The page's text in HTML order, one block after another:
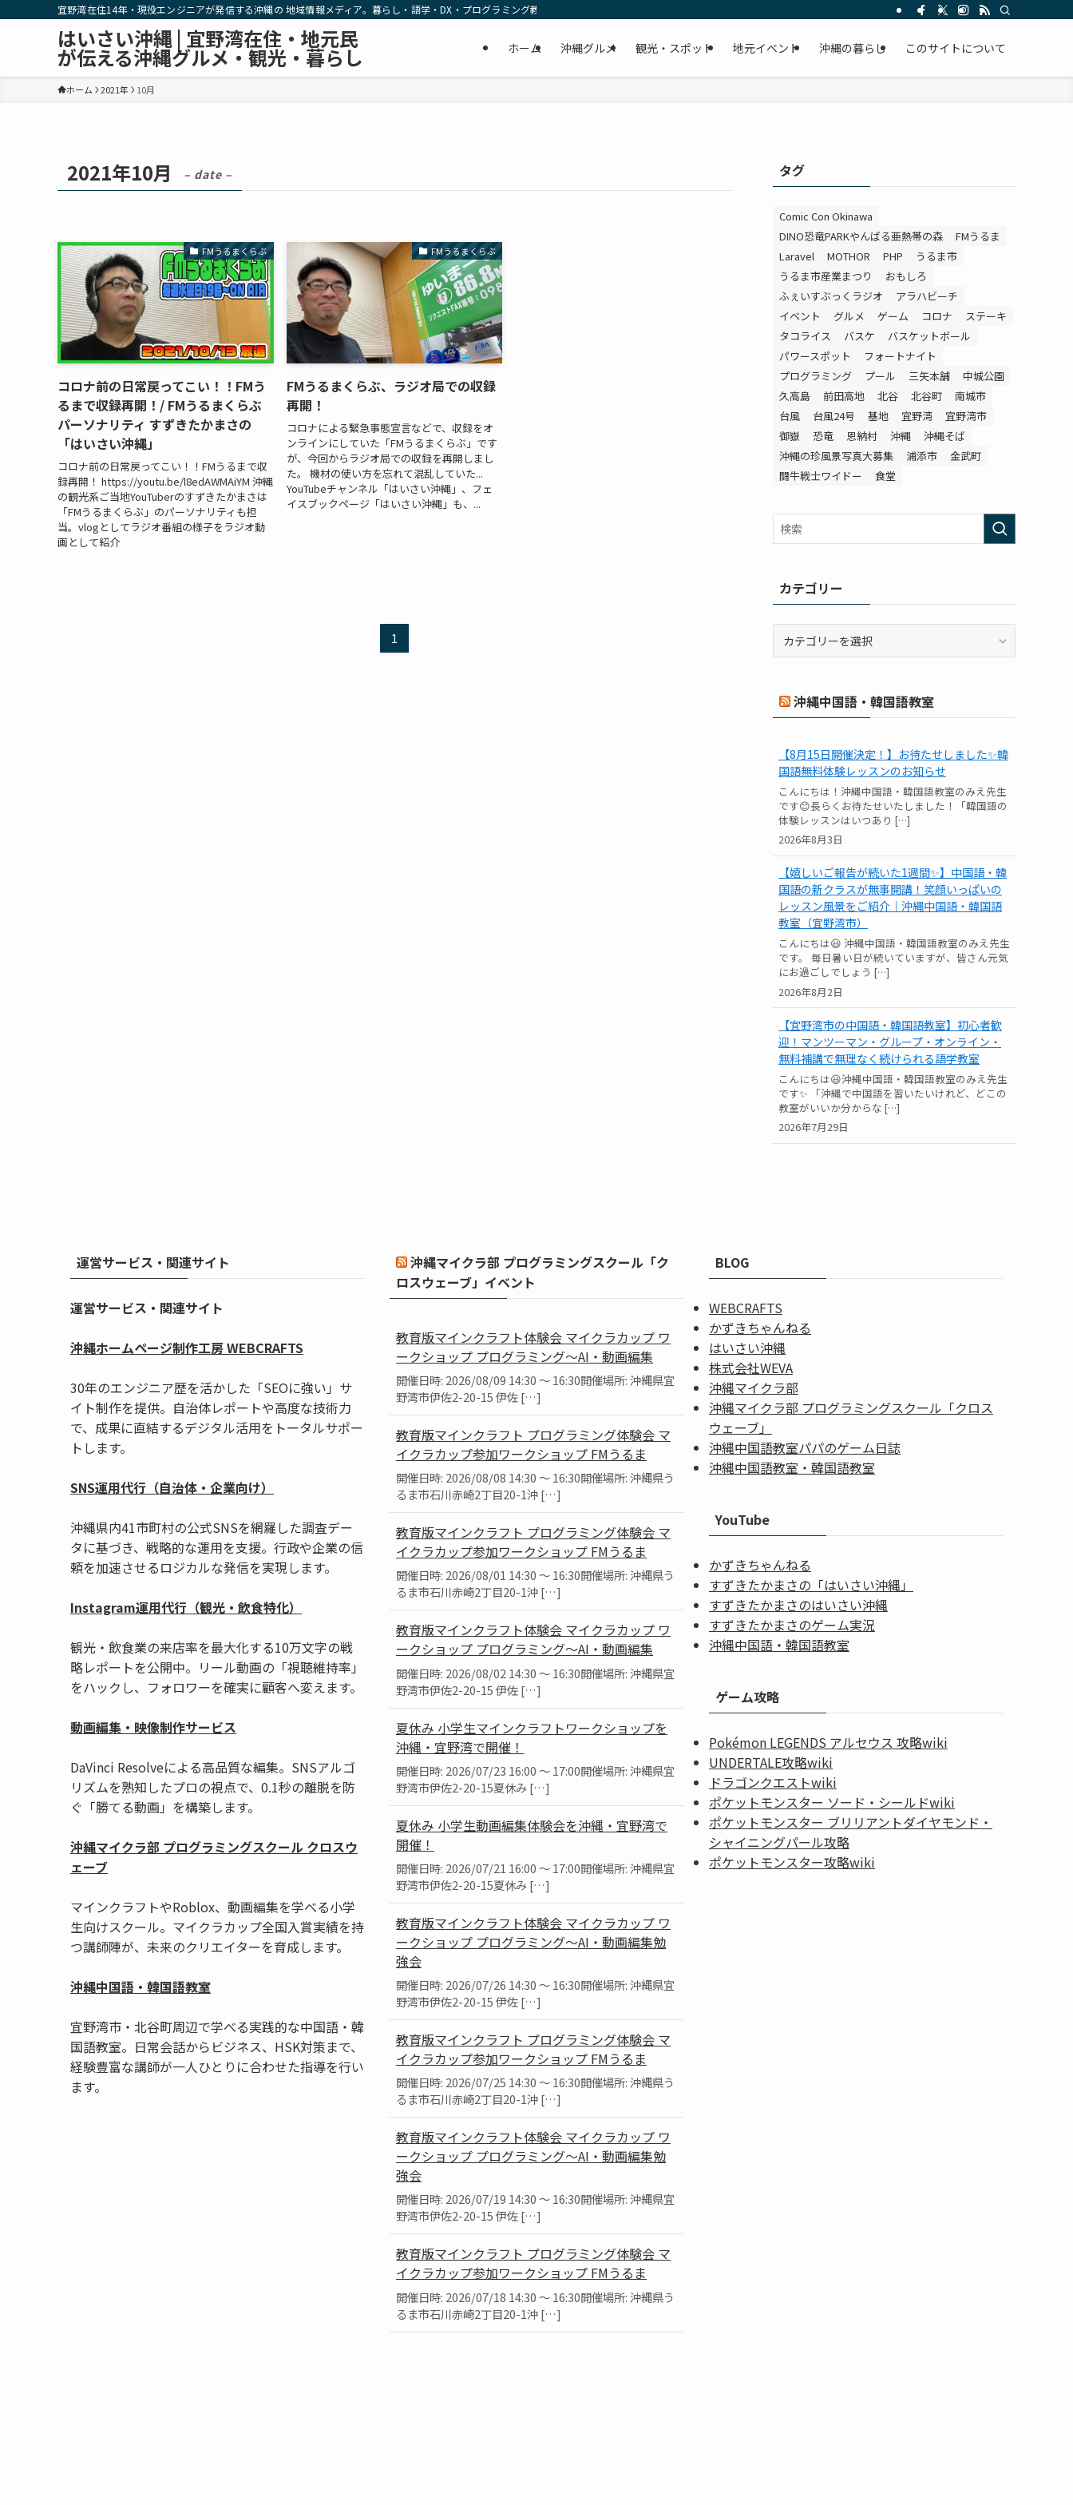
宜野湾在住14年・現役エンジニアが発信する沖縄の 地域情報メディア。暮らし・語学・DX・プログラミング教育の リアルな一次情報をお届けします。
はいさい沖縄 | 宜野湾在住・地元民
が伝える沖縄グルメ・観光・暮らし ホーム 沖縄グルメ 観光・スポット 地元イベント 沖縄の暮らし このサイトについて
ホーム 2021年 10月
2021年10月 – date –
FMうるまくらぶ
コロナ前の日常戻ってこい！！FMう
るまで収録再開！/ FMうるまくらぶ
パーソナリティ すずきたかまさの
「はいさい沖縄」
コロナ前の日常戻ってこい！！FMうるまで収
録再開！ https://youtu.be/l8edAWMAiYM 沖縄
の観光系ご当地YouTuberのすずきたかまさは
「FMうるまくらぶ」のパーソナリティも担
当。vlogとしてラジオ番組の様子をラジオ動
画として紹介
FMうるまくらぶ
FMうるまくらぶ、ラジオ局での収録
再開！
コロナによる緊急事態宣言などで、収録をオ
ンラインにしていた「FMうるまくらぶ」です
が、今回からラジオ局での収録を再開しまし
た。 機材の使い方を忘れて混乱していた...
YouTubeチャンネル「はいさい沖縄」、フェ
イスブックページ「はいさい沖縄」も、...
1
タグ
Comic Con Okinawa
DINO恐竜PARKやんばる亜熱帯の森
FMうるま
Laravel
MOTHOR PHP
うるま市
うるま市産業まつり
おもしろ
ふぇいすぶっくラジオ
アラハビーチ
イベント
グルメ ゲーム コロナ
ステーキ
タコライス
バスケ
バスケットボール
パワースポット
フォートナイト
プログラミング
プール 三矢本舗
中城公園
久高島
前田高地 北谷 北谷町
南城市
台風
台風24号 基地 宜野湾
宜野湾市
御嶽
恐竜 恩納村 沖縄
沖縄そば
沖縄の珍風景写真大募集
浦添市
金武町
闘牛戦士ワイドー
食堂
カテゴリー
ー
沖縄中国語・韓国語教室
【8月15日開催決定！】お待たせしました✨韓
国語無料体験レッスンのお知らせ
2026年8月3日
こんにちは！沖縄中国語・韓国語教室のみえ先生
です😊長らくお待たせいたしました！「韓国語の
体験レッスンはいつあり […]
【嬉しいご報告が続いた1週間✨】中国語・韓
国語の新クラスが無事開講！笑顔いっぱいの
レッスン風景をご紹介｜沖縄中国語・韓国語
教室（宜野湾市）
2026年8月2日
こんにちは😃 沖縄中国語・韓国語教室のみえ先生
です。 毎日暑い日が続いていますが、皆さん元気
にお過ごしでしょう […]
【宜野湾市の中国語・韓国語教室】初心者歓
迎！マンツーマン・グループ・オンライン・
無料補講で無理なく続けられる語学教室
2026年7月29日
こんにちは😃沖縄中国語・韓国語教室のみえ先生
です✨ 「沖縄で中国語を習いたいけれど、どこの
教室がいいか分からな […]
運営サービス・関連サイト
運営サービス・関連サイト
沖縄ホームページ制作工房 WEBCRAFTS
30年のエンジニア歴を活かした「SEOに強い」サ
イト制作を提供。自治体レポートや高度な技術力
で、成果に直結するデジタル活用をトータルサポー
トします。
SNS運用代行（自治体・企業向け）
沖縄県内41市町村の公式SNSを網羅した調査デー
タに基づき、戦略的な運用を支援。行政や企業の信
頼を加速させるロジカルな発信を実現します。
Instagram運用代行（観光・飲食特化）
観光・飲食業の来店率を最大化する10万文字の戦
略レポートを公開中。リール動画の「視聴維持率」
をハックし、フォロワーを確実に顧客へ変えます。
動画編集・映像制作サービス
DaVinci Resolveによる高品質な編集。SNSアルゴ
リズムを熟知したプロの視点で、0.1秒の離脱を防
ぐ「勝てる動画」を構築します。
沖縄マイクラ部 プログラミングスクール クロスウ
ェーブ
マインクラフトやRoblox、動画編集を学べる小学
生向けスクール。マイクラカップ全国入賞実績を持
つ講師陣が、未来のクリエイターを育成します。
沖縄中国語・韓国語教室
宜野湾市・北谷町周辺で学べる実践的な中国語・韓
国語教室。日常会話からビジネス、HSK対策まで、
経験豊富な講師が一人ひとりに合わせた指導を行い
ます。
沖縄マイクラ部 プログラミングスクール「ク
ロスウェーブ」イベント
教育版マインクラフト体験会 マイクラカップ ワ
ークショップ プログラミング～AI・動画編集
開催日時: 2026/08/09 14:30 ～ 16:30開催場所: 沖縄県宜
野湾市伊佐2-20-15 伊佐 […]
教育版マインクラフト プログラミング体験会 マ
イクラカップ参加ワークショップ FMうるま
開催日時: 2026/08/08 14:30 ～ 16:30開催場所: 沖縄県う
るま市石川赤崎2丁目20-1沖 […]
教育版マインクラフト プログラミング体験会 マ
イクラカップ参加ワークショップ FMうるま
開催日時: 2026/08/01 14:30 ～ 16:30開催場所: 沖縄県う
るま市石川赤崎2丁目20-1沖 […]
教育版マインクラフト体験会 マイクラカップ ワ
ークショップ プログラミング～AI・動画編集
開催日時: 2026/08/02 14:30 ～ 16:30開催場所: 沖縄県宜
野湾市伊佐2-20-15 伊佐 […]
夏休み 小学生マインクラフトワークショップを
沖縄・宜野湾で開催！
開催日時: 2026/07/23 16:00 ～ 17:00開催場所: 沖縄県宜
野湾市伊佐2-20-15夏休み […]
夏休み 小学生動画編集体験会を沖縄・宜野湾で
開催！
開催日時: 2026/07/21 16:00 ～ 17:00開催場所: 沖縄県宜
野湾市伊佐2-20-15夏休み […]
教育版マインクラフト体験会 マイクラカップ ワ
ークショップ プログラミング～AI・動画編集勉
強会
開催日時: 2026/07/26 14:30 ～ 16:30開催場所: 沖縄県宜
野湾市伊佐2-20-15 伊佐 […]
教育版マインクラフト プログラミング体験会 マ
イクラカップ参加ワークショップ FMうるま
開催日時: 2026/07/25 14:30 ～ 16:30開催場所: 沖縄県う
るま市石川赤崎2丁目20-1沖 […]
教育版マインクラフト体験会 マイクラカップ ワ
ークショップ プログラミング～AI・動画編集勉
強会
開催日時: 2026/07/19 14:30 ～ 16:30開催場所: 沖縄県宜
野湾市伊佐2-20-15 伊佐 […]
教育版マインクラフト プログラミング体験会 マ
イクラカップ参加ワークショップ FMうるま
開催日時: 2026/07/18 14:30 ～ 16:30開催場所: 沖縄県う
るま市石川赤崎2丁目20-1沖 […]
BLOG
WEBCRAFTS
かずきちゃんねる
はいさい沖縄
株式会社WEVA
沖縄マイクラ部
沖縄マイクラ部 プログラミングスクール「クロス
ウェーブ」
沖縄中国語教室パパのゲーム日誌
沖縄中国語教室・韓国語教室
YouTube
かずきちゃんねる
すずきたかまさの「はいさい沖縄」
すずきたかまさのはいさい沖縄
すずきたかまさのゲーム実況
沖縄中国語・韓国語教室
ゲーム攻略
Pokémon LEGENDS アルセウス 攻略wiki
UNDERTALE攻略wiki
ドラゴンクエストwiki
ポケットモンスター ソード・シールドwiki
ポケットモンスター ブリリアントダイヤモンド・
シャイニングパール攻略
ポケットモンスター攻略wiki